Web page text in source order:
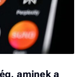
aminek a